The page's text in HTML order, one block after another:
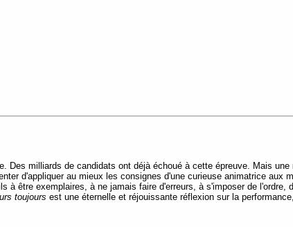
Des milliards de candidats ont déjà échoué à cette épreuve. Mais
d'appliquer au mieux les consignes d'une curieuse animatrice aux
à être exemplaires, à ne jamais faire d'erreurs, à s'imposer de l'ordre,
toujours est une éternelle et réjouissante réflexion sur la